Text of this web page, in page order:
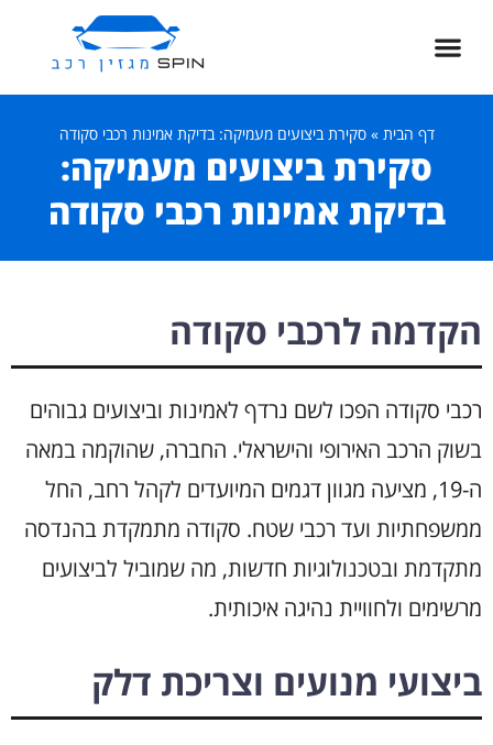
דף הבית »סקירת ביצועים מעמיקה: בדיקת אמינות רכבי סקודה
סקירת ביצועים מעמיקה:
בדיקת אמינות רכבי סקודה
הקדמה לרכבי סקודה
רכבי סקודה הפכו לשם נרדף לאמינות וביצועים גבוהים
בשוק הרכב האירופי והישראלי. החברה, שהוקמה במאה
ה-19, מציעה מגוון דגמים המיועדים לקהל רחב, החל
ממשפחתיות ועד רכבי שטח. סקודה מתמקדת בהנדסה
מתקדמת ובטכנולוגיות חדשות, מה שמוביל לביצועים
מרשימים ולחוויית נהיגה איכותית.
ביצועי מנועים וצריכת דלק